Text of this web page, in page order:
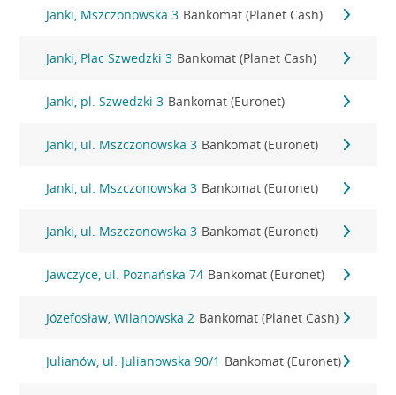
Janki, Mszczonowska 3 Bankomat (Planet Cash)
Janki, Plac Szwedzki 3 Bankomat (Planet Cash)
Janki, pl. Szwedzki 3 Bankomat (Euronet)
Janki, ul. Mszczonowska 3 Bankomat (Euronet)
Janki, ul. Mszczonowska 3 Bankomat (Euronet)
Janki, ul. Mszczonowska 3 Bankomat (Euronet)
Jawczyce, ul. Poznańska 74 Bankomat (Euronet)
Józefosław, Wilanowska 2 Bankomat (Planet Cash)
Julianów, ul. Julianowska 90/1 Bankomat (Euronet)